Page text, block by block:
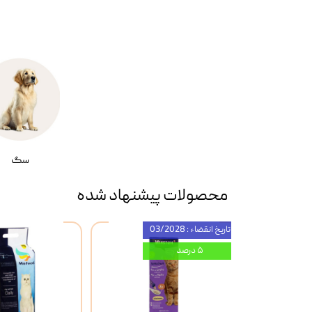
سگ
محصولات پیشنهاد شده
تاریخ انقضاء : 03/2028
۵ درصد